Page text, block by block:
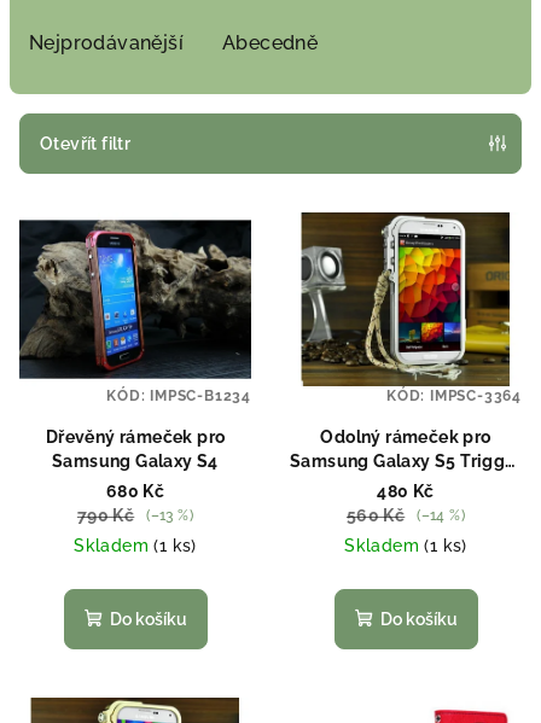
r
o
t
ů
Nejprodávanější Abecedně
Otevřít filtr
p
s
p
Dřevěný rámeček pro
Samsung Galaxy S4
680 Kč
790 Kč
(–13 %)
Skladem(1 ks)
Do košíku
KÓD: IMPSC-B1234
Odolný rámeček pro
Samsung Galaxy S5 Trigger
Bumper stříbrný
480 Kč
560 Kč
(–14 %)
Skladem(1 ks)
Do košíku
KÓD: IMPSC-3364